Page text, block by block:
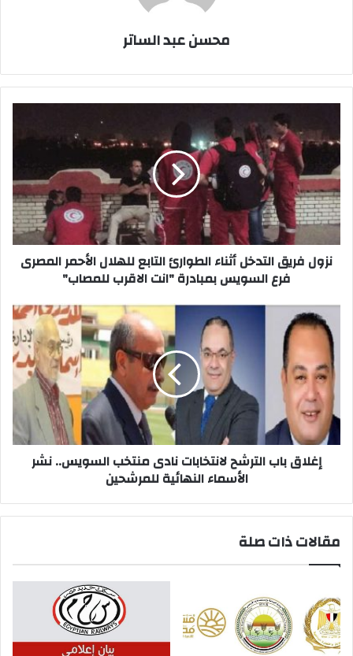
محسن عبد الساتر
فريق
التدخل
أثناء
الطوارئ
التابع
للهلال
الأحمر
المصرى
فرع
السويس
"انت
الاقرب
للمصاب"
نزول فريق التدخل أثناء الطوارئ التابع للهلال الأحمر المصرى
فرع السويس بمبادرة "انت الاقرب للمصاب"
إغلاق
باب
الترشح
لانتخابات
نادى
منتخب
السويس..
نشر
الأسماء
النهائية
للمرشحين
إغلاق باب الترشح لانتخابات نادى منتخب السويس.. نشر
الأسماء النهائية للمرشحين
مقالات ذات صلة